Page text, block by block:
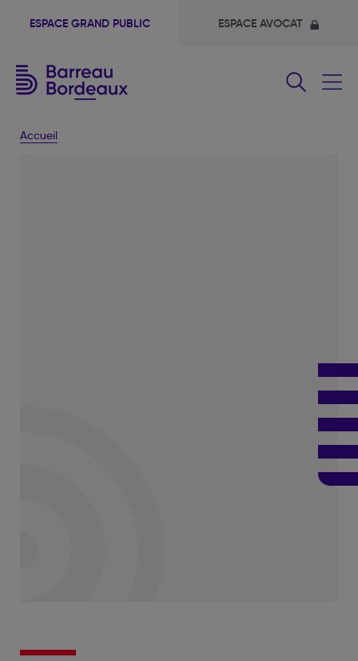
ESPACE GRAND PUBLIC ESPACE AVOCAT
Accueil